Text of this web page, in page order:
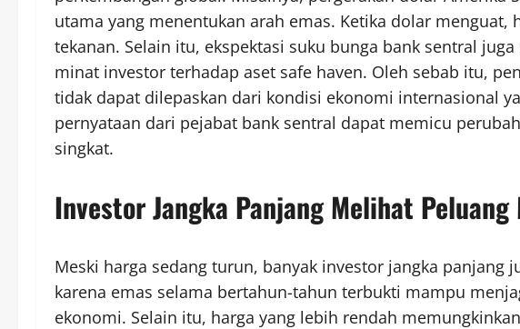
utama yang menentukan arah emas. Ketika dolar menguat,
tekanan. Selain itu, ekspektasi suku bunga bank sentral
minat investor terhadap aset safe haven. Oleh sebab itu,
tidak dapat dilepaskan dari kondisi ekonomi internasional
pernyataan dari pejabat bank sentral dapat memicu
singkat.
Investor Jangka Panjang Melihat
Meski harga sedang turun, banyak investor jangka panjang
karena emas selama bertahun-tahun terbukti mampu
ekonomi. Selain itu, harga yang lebih rendah